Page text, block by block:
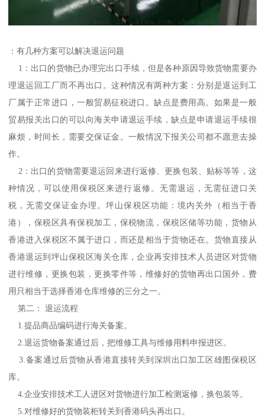
：有几种方案可以解决退运问题
1：出口的货物已办理完出口手续，但是各种原因导致货物需要办
理退运回工厂而不再出口。这种情况有两种方案：分别是退运到工
厂属于正常进口，一般贸易征税进口。缺点是费用高。如果是一般
贸易报关出口的可以向海关申请退运手续，缺点是申请退运手续很
麻烦，时间长，需要交保证金。一般情况下报关公司都不愿意去操
作。
2：出口的货物需要退运回来进行返修、更换包装、贴标等等，这
种情况，可以使用保税区来进行返修。无需退运，无需征进口关
税，无需交保证金办理。坪山保税区功能：境内关外（相当于香
港），保税区具有保税加工，保税物流，保税区储等功能，货物从
香港进入保税区不属于进口，而还是相当于货物还在。货物直接从
香港退运到坪山保税区海关仓库，企业再安排技术人员进区对货物
进行维修，更换包装，更换零件等，维修好的货物再出口国外，费
用只相当于选择香港仓库维修的三分之一。
第二： 退运流程
1.提品商品编码进行海关备案。
2.退运货物备案通过后，把维修工具与维修用料申报进区。
3.备案通过后货物从香港直接转关到深圳出口加工区雄图保税区
库。
4.企业安排技术工人进区对货物进行加工检测返修，换包装等。
5.对维修好的货物装柜转关到香港码头再出口。